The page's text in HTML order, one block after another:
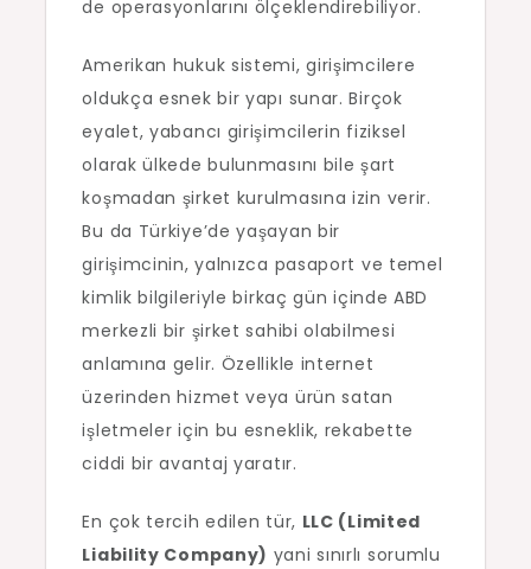
de operasyonlarını ölçeklendirebiliyor.
Amerikan hukuk sistemi, girişimcilere
oldukça esnek bir yapı sunar. Birçok
eyalet, yabancı girişimcilerin fiziksel
olarak ülkede bulunmasını bile şart
koşmadan şirket kurulmasına izin verir.
Bu da Türkiye’de yaşayan bir
girişimcinin, yalnızca pasaport ve temel
kimlik bilgileriyle birkaç gün içinde ABD
merkezli bir şirket sahibi olabilmesi
anlamına gelir. Özellikle internet
üzerinden hizmet veya ürün satan
işletmeler için bu esneklik, rekabette
ciddi bir avantaj yaratır.
En çok tercih edilen tür, LLC (Limited
Liability Company) yani sınırlı sorumlu